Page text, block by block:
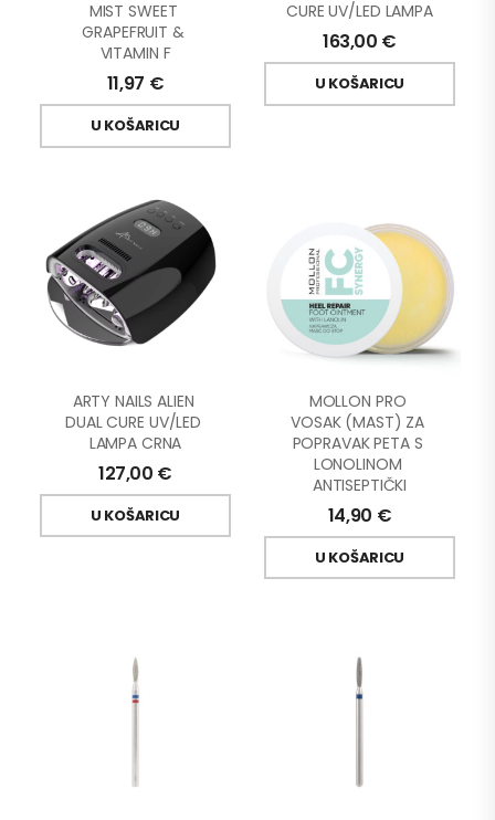
MIST SWEET
GRAPEFRUIT &
VITAMIN F
11,97 €
U KOŠARICU
CURE UV/LED LAMPA
163,00 €
U KOŠARICU
ARTY NAILS ALIEN
DUAL CURE UV/LED
LAMPA CRNA
127,00 €
U KOŠARICU
MOLLON PRO
VOSAK (MAST) ZA
POPRAVAK PETA S
LONOLINOM
ANTISEPTIČKI
14,90 €
U KOŠARICU